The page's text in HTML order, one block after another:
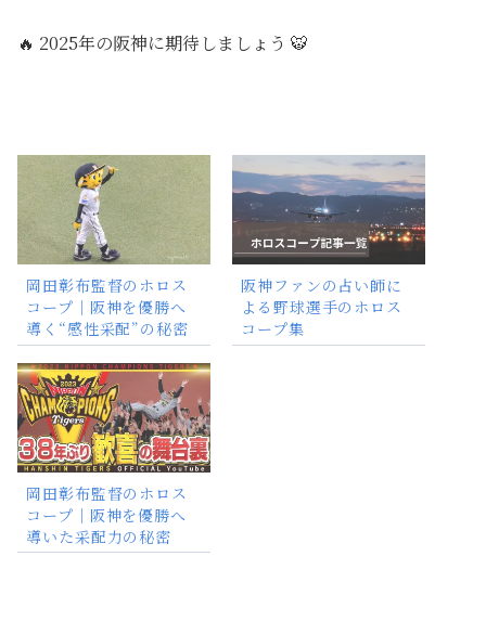
🔥 2025年の阪神に期待しましょう 🐯
岡田彰布監督のホロス
コープ｜阪神を優勝へ
導く“感性采配”の秘密
阪神ファンの占い師に
よる野球選手のホロス
コープ集
岡田彰布監督のホロス
コープ｜阪神を優勝へ
導いた采配力の秘密